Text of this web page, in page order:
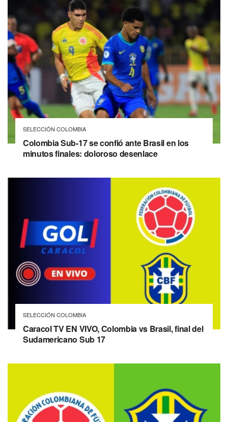
SELECCIÓN COLOMBIA
Colombia Sub-17 se confió ante Brasil en los
minutos finales: doloroso desenlace
SELECCIÓN COLOMBIA
Caracol TV EN VIVO, Colombia vs Brasil, final del
Sudamericano Sub 17